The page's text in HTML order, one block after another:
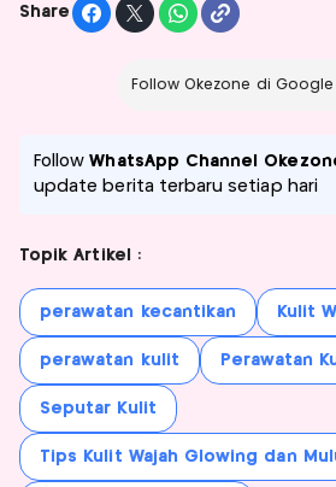
Share
Follow Okezone di Google
FollowWhatsApp Channel
update berita terbaru setiap hari
Topik Artikel :
perawatan kecantikan Kulit
perawatan kulit Perawatan
Seputar Kulit
Tips Kulit Wajah Glowing dan